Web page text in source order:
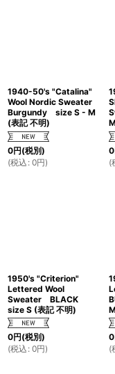
1940-50's "Catalina"
Wool Nordic Sweater
Burgundy size S - M
(表記 不明)
0円(税別)
(税込 : 0円)
0
(
1950's "Criterion"
Lettered Wool
Sweater BLACK
size S (表記 不明)
0円(税別)
(税込 : 0円)
0
(